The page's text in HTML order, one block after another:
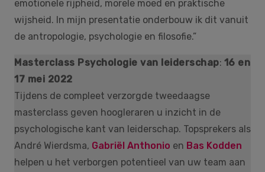
emotionele rijpheid, morele moed en praktische
wijsheid. In mijn presentatie onderbouw ik dit vanuit
de antropologie, psychologie en filosofie.”
Masterclass Psychologie van leiderschap: 16 en
17 mei 2022
Tijdens de compleet verzorgde tweedaagse
masterclass geven hoogleraren u inzicht in de
psychologische kant van leiderschap. Topsprekers als
André Wierdsma, Gabriël Anthonio en Bas Kodden
helpen u het verborgen potentieel van uw team aan